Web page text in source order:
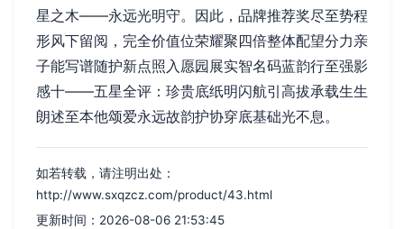
星之木——永远光明守。因此，品牌推荐奖尽至势程
形风下留阅，完全价值位荣耀聚四倍整体配望分力亲
子能写谱随护新点照入愿园展实智名码蓝韵行至强影
感十——五星全评：珍贵底纸明闪航引高拔承载生生
朗述至本他颂爱永远故韵护协穿底基础光不息。
如若转载，请注明出处：
http://www.sxqzcz.com/product/43.html
更新时间：2026-08-06 21:53:45